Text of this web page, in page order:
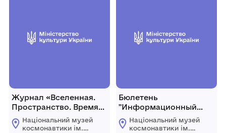
Журнал «Вселенная.
Пространство. Время»
№10 (88), 2011 р.,
Україна, К.
Національний музей
космонавтики ім.
Бюлетень
"Информационный
выпуск" №9 (49), 5-11
березня 2002 р.,
Національний музей
космонавтики ім.